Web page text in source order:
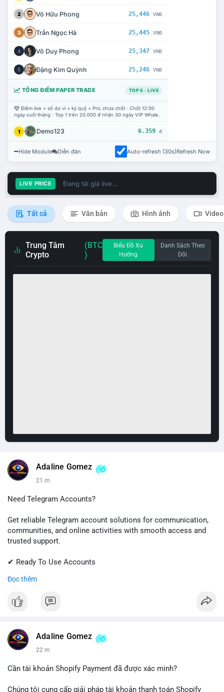
2 Võ Hữu Phong 25,446 VNĐ
3 Trần Ngọc Hà 25,445 VNĐ
4 Võ Duy Phong 25,347 VNĐ
5 Đặng Kim Quỳnh 25,246 VNĐ
TỔNG ĐIỂM PAPER TRADE TOP 5 · LIVE
Điểm live = số dư ví + ký quỹ + PnL chưa chốt · Chốt 12:00
ngày cuối tháng · Top 1 trên 20.000 đ nhận 30 ngày VIP Whale.
1 Demo123 6.359 đ
Hide Module Diễn đàn Auto-refresh (30s)Refresh Now
LIVE PRICE Đang tải giá live...
Tất cả Văn bản Hình ảnh Video
Trung Tâm
Crypto
(BTC
)
Biểu Đồ Xu
Hướng
Danh Sách Theo
Dõi
Adaline Gomez
21 m
Need Telegram Accounts?
Get reliable Telegram account solutions for communication,
communities, and online activities with smooth access and
trusted support.
✔ Ready To Use Accounts
✔ Professional Customer Support
📱 WhatsApp: +1 (681) 549-2683
#telegram #telegramaccount
#sellssmm
Đọc thêm
Adaline Gomez
22 m
Cần tài khoản Shopify Payment đã được xác minh?
Chúng tôi cung cấp giải pháp tài khoản thanh toán Shopify